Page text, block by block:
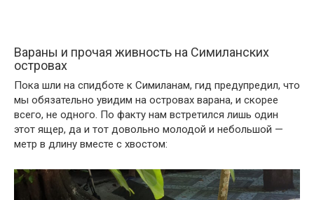
Вараны и прочая живность на Симиланских
островах
Пока шли на спидботе к Симиланам, гид предупредил, что
мы обязательно увидим на островах варана, и скорее
всего, не одного. По факту нам встретился лишь один
этот ящер, да и тот довольно молодой и небольшой —
метр в длину вместе с хвостом: